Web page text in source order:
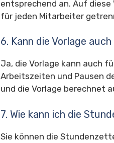
entsprechend an. Auf
für jeden Mitarbeiter
6. Kann die Vorlage
Ja, die Vorlage kann auch
Arbeitszeiten und Pausen
und die Vorlage berechnet
7. Wie kann ich die
Sie können die